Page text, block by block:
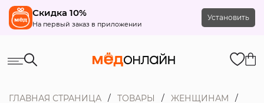
Скидка 10%
На первый заказ в приложении
Установить
ГЛАВНАЯ СТРАНИЦА ТОВАРЫ
ЖЕНЩИНАМ